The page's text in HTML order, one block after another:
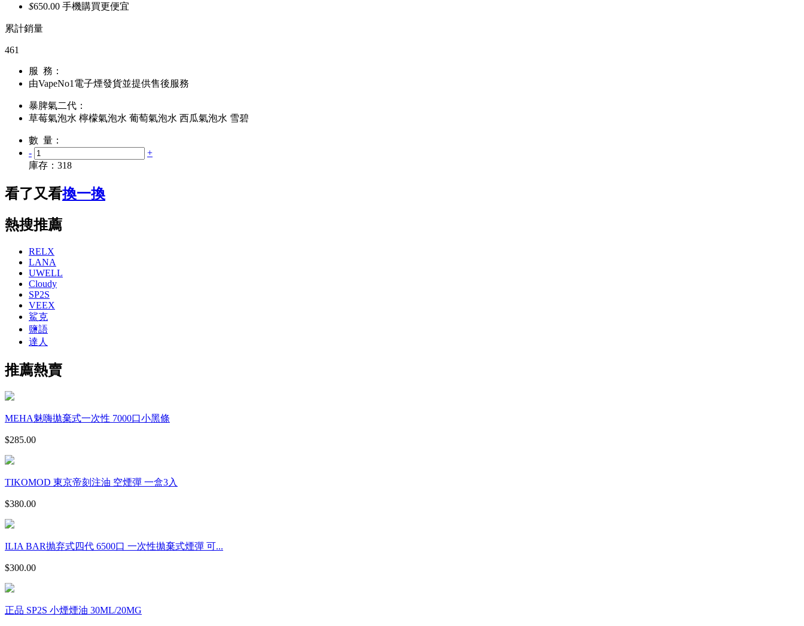
$650.00 手機購買更便宜
累計銷量
461
服 務：
由VapeNo1電子煙發貨並提供售後服務
暴脾氣二代：
草莓氣泡水 檸檬氣泡水 葡萄氣泡水 西瓜氣泡水 雪碧
數 量：
-
+
庫存： 318
看了又看換一換
熱搜推薦
RELX
LANA
UWELL
Cloudy
SP2S
VEEX
鯊克
鹽語
達人
推薦熱賣
MEHA魅嗨拋棄式一次性 7000口小黑條
$285.00
TIKOMOD 東京帝刻注油 空煙彈 一盒3入
$380.00
ILIA BAR抛弃式四代 6500口 一次性拋棄式煙彈 可...
$300.00
正品 SP2S 小煙煙油 30ML/20MG